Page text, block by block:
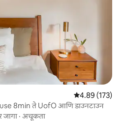
5 पैकी 4.89
4.89 (173)
8min ते UofO आणि डाउनटाउन
· अचूकता